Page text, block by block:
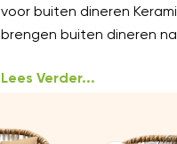
voor buiten dineren
brengen buiten dineren
onder
Lees Verder...